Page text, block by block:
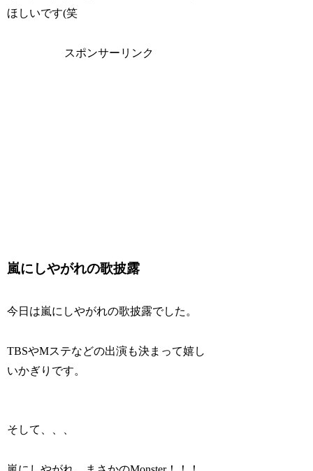
ほしいです(笑
スポンサーリンク
嵐にしやがれの歌披露
今日は嵐にしやがれの歌披露でした。
TBSやMステなどの出演も決まって嬉し
いかぎりです。
そして、、、